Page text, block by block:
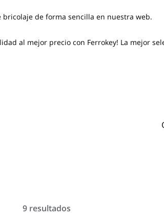
de forma sencilla en nuestra web.
al mejor precio con Ferrokey! La mejor
9 resultados